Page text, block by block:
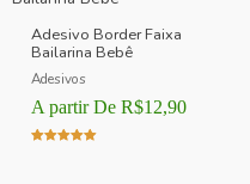
Adesivo Border Faixa
Bailarina Bebê
Adesivos
A partir De R$12,90